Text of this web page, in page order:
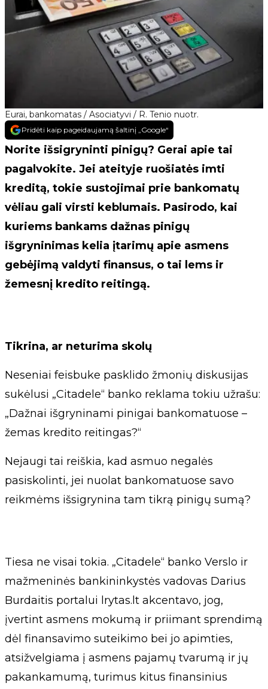
Eurai, bankomatas / Asociatyvi / R. Tenio nuotr.
Pridėti kaip pageidaujamą šaltinį „Google“
Norite išsigryninti pinigų? Gerai apie tai
pagalvokite. Jei ateityje ruošiatės imti
kreditą, tokie sustojimai prie bankomatų
vėliau gali virsti keblumais. Pasirodo, kai
kuriems bankams dažnas pinigų
išgryninimas kelia įtarimų apie asmens
gebėjimą valdyti finansus, o tai lems ir
žemesnį kredito reitingą.
Tikrina, ar neturima skolų
Neseniai feisbuke pasklido žmonių diskusijas
sukėlusi „Citadele“ banko reklama tokiu užrašu:
„Dažnai išgryninami pinigai bankomatuose –
žemas kredito reitingas?“
Nejaugi tai reiškia, kad asmuo negalės
pasiskolinti, jei nuolat bankomatuose savo
reikmėms išsigrynina tam tikrą pinigų sumą?
Tiesa ne visai tokia. „Citadele“ banko Verslo ir
mažmeninės bankininkystės vadovas Darius
Burdaitis portalui lrytas.lt akcentavo, jog,
įvertint asmens mokumą ir priimant sprendimą
dėl finansavimo suteikimo bei jo apimties,
atsižvelgiama į asmens pajamų tvarumą ir jų
pakankamumą, turimus kitus finansinius